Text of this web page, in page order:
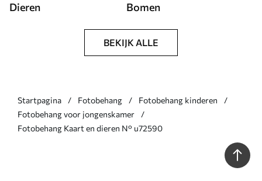
Dieren Bomen
BEKIJK ALLE
Startpagina Fotobehang
Fotobehang kinderen
Fotobehang voor jongenskamer
Fotobehang Kaart en dieren N° u72590